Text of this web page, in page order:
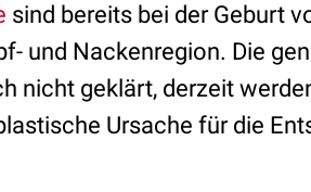
sind bereits bei der Geburt
und Nackenregion. Die
nicht geklärt, derzeit
Ursache für die